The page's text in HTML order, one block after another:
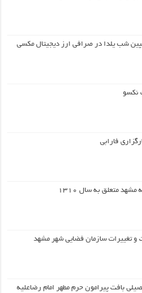
شب یلدا در صرافی ارز دیجیتال مکسی
نکسو
فارابی
متعلق به سال ۱۳۱۰
و تغییرات سازمان فضایی شهر مشهد
بافت پيرامون حرم مطهر امام رضاعليه